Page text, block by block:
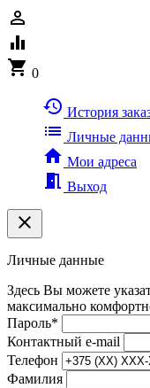
person_outline
equalizer
shopping_cart 0
history История
list Личные
home Мои адреса
meeting_room Выход
clear
Личные данные
Здесь Вы можете
максимально
Пароль*
Контактный e-mail
Телефон
Фамилия